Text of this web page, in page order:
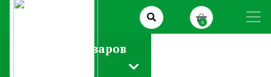
0
Каталог товаров